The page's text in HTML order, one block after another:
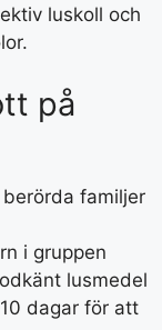
luskoll och
på
familjer
i gruppen
lusmedel
dagar för att